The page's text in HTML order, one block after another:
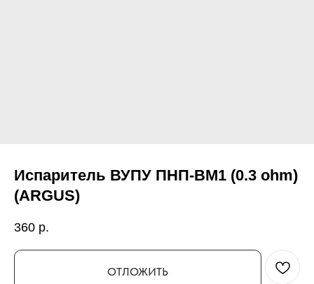
Испаритель ВУПУ ПНП-ВМ1 (0.3 ohm)
(ARGUS)
360 р.
ОТЛОЖИТЬ